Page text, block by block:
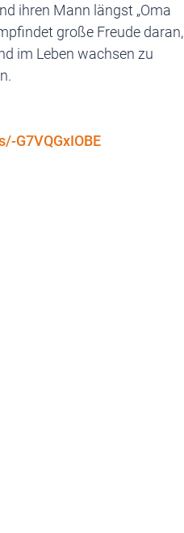
ihren Mann längst „Oma
große Freude daran,
im Leben wachsen zu
G7VQGxIOBE